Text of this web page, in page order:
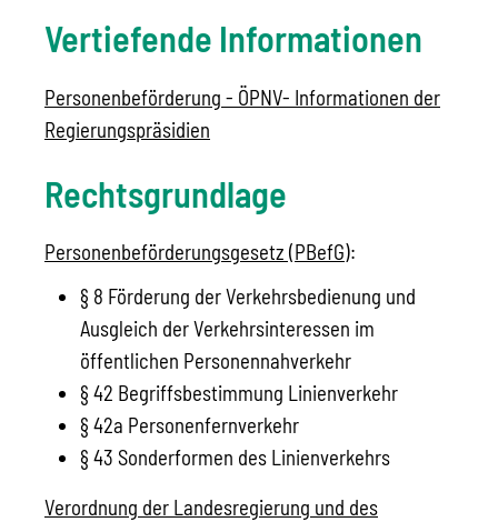
Vertiefende Informationen
Personenbeförderung - ÖPNV- Informationen der
Regierungspräsidien
Rechtsgrundlage
Personenbeförderungsgesetz (PBefG):
§ 8 Förderung der Verkehrsbedienung und
Ausgleich der Verkehrsinteressen im
öffentlichen Personennahverkehr
§ 42 Begriffsbestimmung Linienverkehr
§ 42a Personenfernverkehr
§ 43 Sonderformen des Linienverkehrs
Verordnung der Landesregierung und des